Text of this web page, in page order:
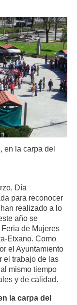
en la carpa del
Día
para reconocer
realizado a lo
año se
de Mujeres
Etxano. Como
el Ayuntamiento
el trabajo de las
mismo tiempo
y de calidad.
la carpa del